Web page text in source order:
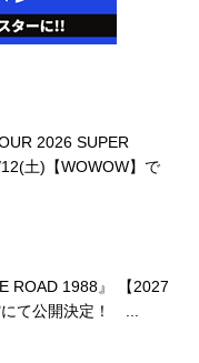
2026 SUPER
土)【WOWOW】で
ROAD 1988』 【2027
て公開決定！ ...